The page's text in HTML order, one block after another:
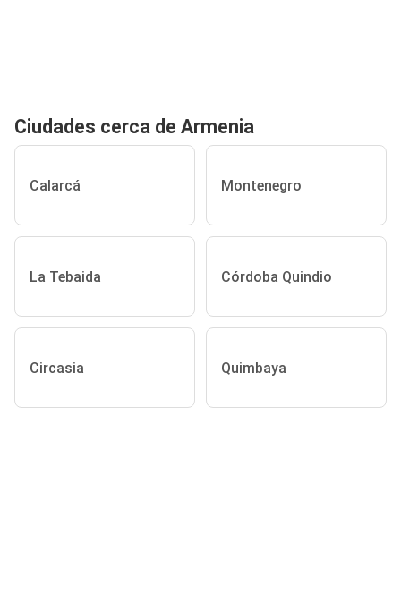
Ciudades cerca de Armenia
Calarcá Montenegro
La Tebaida Córdoba Quindio
Circasia Quimbaya